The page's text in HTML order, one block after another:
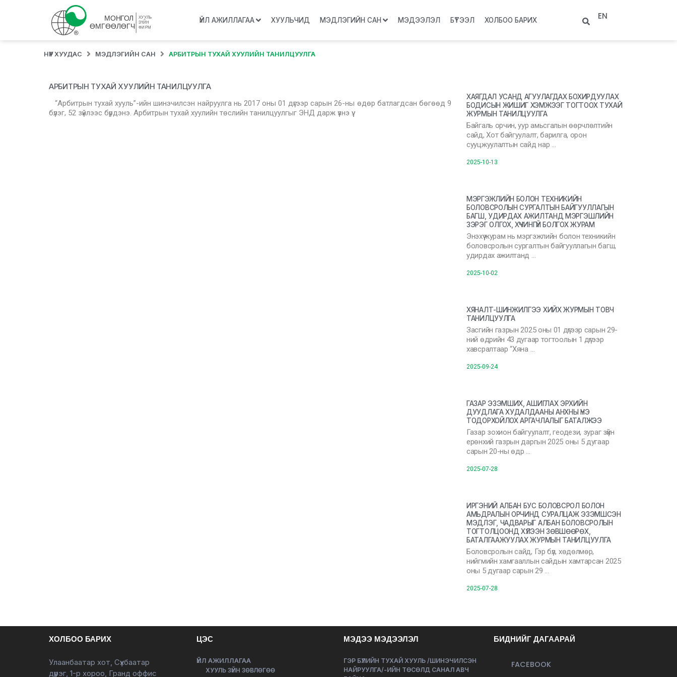
ҮЙЛ АЖИЛЛАГАА ХУУЛЬЧИД МЭДЛЭГИЙН САН МЭДЭЭЛЭЛ БҮТЭЭЛ ХОЛБОО БАРИХ EN
НҮҮР ХУУДАС МЭДЛЭГИЙН САН АРБИТРЫН ТУХАЙ ХУУЛИЙН ТАНИЛЦУУЛГА
АРБИТРЫН ТУХАЙ ХУУЛИЙН ТАНИЛЦУУЛГА
“Арбитрын тухай хууль”-ийн шинэчилсэн найруулгa нь 2017 оны 01 дүгээр сарын 26-ны өдөр батлагдсан бөгөөд 9
бүлэг, 52 зүйлээс бүрдэнэ. Арбитрын тухай хуулийн төслийн танилцуулгыг ЭНД дарж үзнэ үү.
ХАЯГДАЛ УСАНД АГУУЛАГДАХ БОХИРДУУЛАХ
БОДИСЫН ЖИШИГ ХЭМЖЭЭГ ТОГТООХ ТУХАЙ
ЖУРМЫН ТАНИЛЦУУЛГА
Байгаль орчин, уур амьсгалын өөрчлөлтийн
сайд, Хот байгуулалт, барилга, орон
сууцжуулалтын сайд нар …
2025-10-13
МЭРГЭЖЛИЙН БОЛОН ТЕХНИКИЙН
БОЛОВСРОЛЫН СУРГАЛТЫН БАЙГУУЛЛАГЫН
БАГШ, УДИРДАХ АЖИЛТАНД МЭРГЭШЛИЙН
ЗЭРЭГ ОЛГОХ, ХҮЧИНГҮЙ БОЛГОХ ЖУРАМ
Энэхүү журам нь мэргэжлийн болон техникийн
боловсролын сургалтын байгууллагын багш,
удирдах ажилтанд …
2025-10-02
ХЯНАЛТ-ШИНЖИЛГЭЭ ХИЙХ ЖУРМЫН ТОВЧ
ТАНИЛЦУУЛГА
Засгийн газрын 2025 оны 01 дүгээр сарын 29-
ний өдрийн 43 дугаар тогтоолын 1 дүгээр
хавсралтаар “Хяна …
2025-09-24
ГАЗАР ЭЗЭМШИХ, АШИГЛАХ ЭРХИЙН
ДУУДЛАГА ХУДАЛДААНЫ АНХНЫ ҮНЭ
ТОДОРХОЙЛОХ АРГАЧЛАЛЫГ БАТАЛЖЭЭ
Газар зохион байгуулалт, геодези, зураг зүйн
ерөнхий газрын даргын 2025 оны 5 дугаар
сарын 20-ны өдр …
2025-07-28
ИРГЭНИЙ АЛБАН БУС БОЛОВСРОЛ БОЛОН
АМЬДРАЛЫН ОРЧИНД СУРАЛЦАЖ ЭЗЭМШСЭН
МЭДЛЭГ, ЧАДВАРЫГ АЛБАН БОЛОВСРОЛЫН
ТОГТОЛЦООНД ХҮЛЭЭН ЗӨВШӨӨРӨХ,
БАТАЛГААЖУУЛАХ ЖУРМЫН ТАНИЛЦУУЛГА
Боловсролын сайд, Гэр бүл, хөдөлмөр,
нийгмийн хамгааллын сайдын хамтарсан 2025
оны 5 дугаар сарын 29 …
2025-07-28
ХОЛБОО БАРИХ
Улаанбаатар хот, Сүхбаатар
дүүрэг, 1-р хороо, Гранд оффис
ЦЭС
ҮЙЛ АЖИЛЛАГАА
ХУУЛЬ ЗҮЙН ЗӨВЛӨГӨӨ
МЭДЭЭ МЭДЭЭЛЭЛ
ГЭР БҮЛИЙН ТУХАЙ ХУУЛЬ /ШИНЭЧИЛСЭН
НАЙРУУЛГА/-ИЙН ТӨСӨЛД САНАЛ АВЧ
БИДНИЙГ ДАГААРАЙ
FACEBOOK